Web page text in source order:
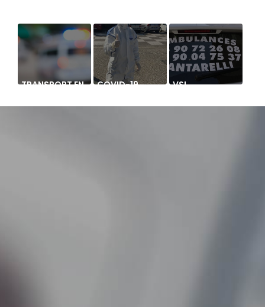
TRANSPORT EN COVID-19 VSL